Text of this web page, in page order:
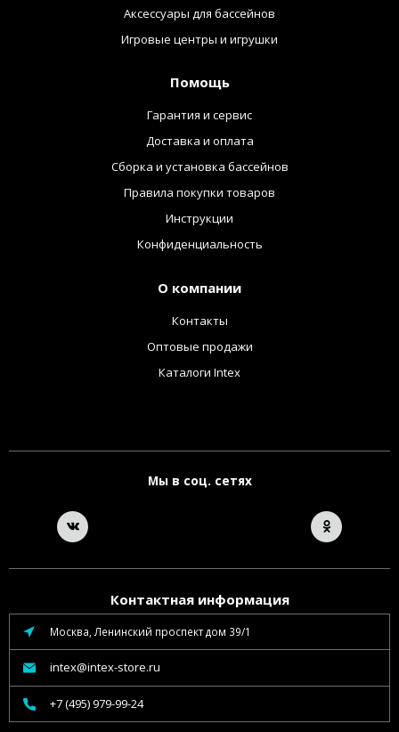
Аксессуары для бассейнов
Игровые центры и игрушки
Помощь
Гарантия и сервис
Доставка и оплата
Сборка и установка бассейнов
Правила покупки товаров
Инструкции
Конфиденциальность
О компании
Контакты
Оптовые продажи
Каталоги Intex
Мы в соц. сетях
Контактная информация
Москва, Ленинский проспект дом 39/1
intex@intex-store.ru
+7 (495) 979-99-24